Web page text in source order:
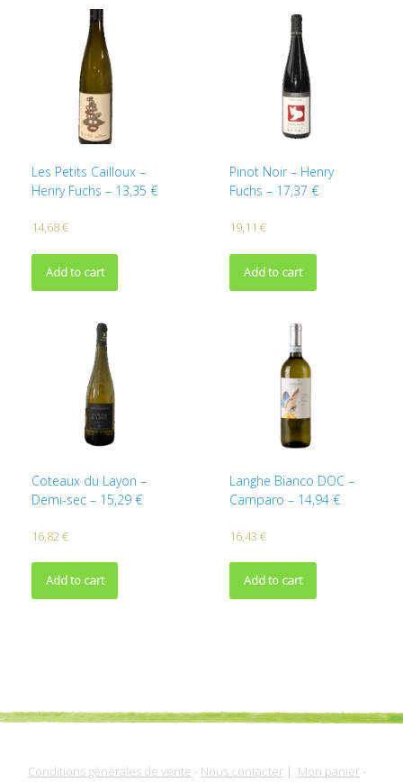
Les Petits Cailloux –
Henry Fuchs – 13,35 €
14,68€
Add to cart
Pinot Noir – Henry
Fuchs – 17,37 €
19,11€
Add to cart
Coteaux du Layon –
Demi-sec – 15,29 €
16,82 €
Add to cart
Langhe Bianco DOC –
Camparo – 14,94 €
16,43€
Add to cart
Conditions générales de vente - Nous contacter | Mon panier -